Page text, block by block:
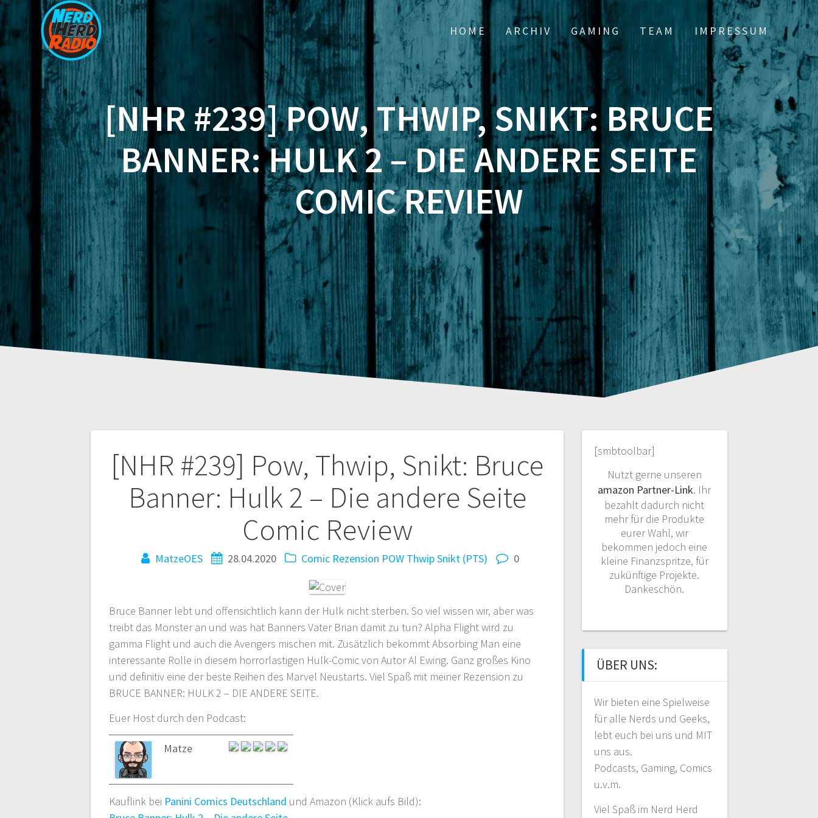
Zum
springen
HOME ARCHIV GAMING TEAM IMPRESSUM
[NHR #239] POW, THWIP, SNIKT: BRUCE
BANNER: HULK 2 – DIE ANDERE SEITE
COMIC REVIEW
[NHR #239] Pow, Thwip, Snikt: Bruce
Banner: Hulk 2 – Die andere Seite
Comic Review
MatzeOES 28.04.2020 Comic Rezension POW Thwip Snikt (PTS) 0
Bruce Banner lebt und offensichtlich kann der Hulk nicht sterben. So viel wissen wir, aber was
treibt das Monster an und was hat Banners Vater Brian damit zu tun? Alpha Flight wird zu
gamma Flight und auch die Avengers mischen mit. Zusätzlich bekommt Absorbing Man eine
interessante Rolle in diesem horrorlastigen Hulk-Comic von Autor Al Ewing. Ganz großes Kino
und definitiv eine der beste Reihen des Marvel Neustarts. Viel Spaß mit meiner Rezension zu
BRUCE BANNER: HULK 2 – DIE ANDERE SEITE.
Euer Host durch den Podcast:
Matze
Kauflink bei Panini Comics Deutschland und Amazon (Klick aufs Bild):
Beitragsnavigation
[smbtoolbar]
Nutzt gerne unseren
amazon Partner-Link. Ihr
bezahlt dadurch nicht
mehr für die Produkte
eurer Wahl, wir
bekommen jedoch eine
kleine Finanzspritze, für
zukünftige Projekte.
Dankeschön.
ÜBER UNS:
Wir bieten eine Spielweise
für alle Nerds und Geeks,
lebt euch bei uns und MIT
uns aus.
Podcasts, Gaming, Comics
u.v.m.
Viel Spaß im Nerd Herd